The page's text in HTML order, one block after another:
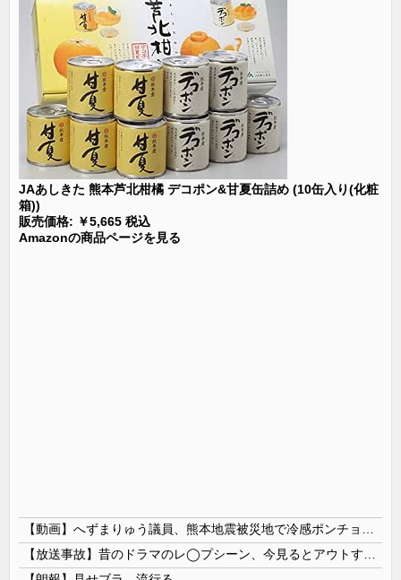
JAあしきた 熊本芦北柑橘 デコポン&甘夏缶詰め (10缶入り(化粧
箱))
販売価格: ￥5,665 税込
Amazonの商品ページを見る